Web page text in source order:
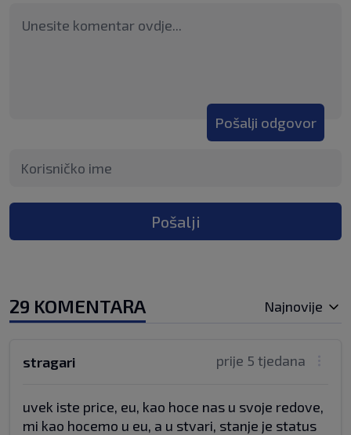
Pošalji odgovor
Pošalji
29 KOMENTARA Najnovije
prije 5 tjedana
stragari
uvek iste price, eu, kao hoce nas u svoje redove,
mi kao hocemo u eu, a u stvari, stanje je status